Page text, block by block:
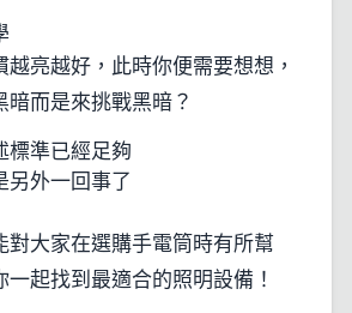
亮越好，此時你便需要想想，
而是來挑戰黑暗？
標準已經足夠
另外一回事了
對大家在選購手電筒時有所幫
起找到最適合的照明設備！